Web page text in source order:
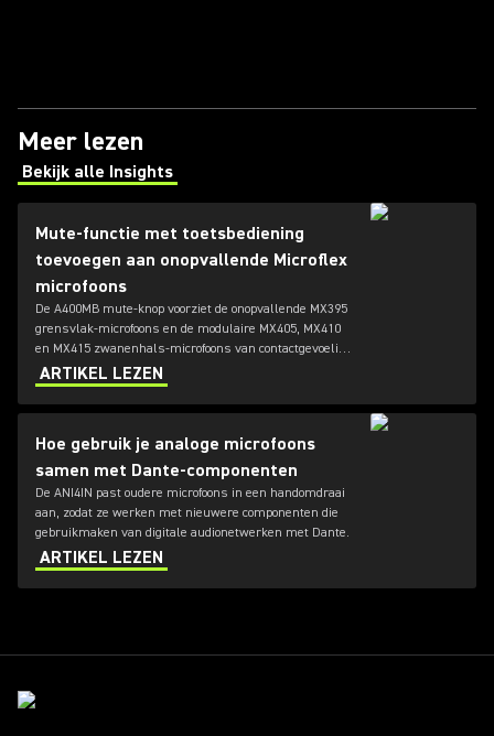
Meer lezen
Bekijk alle Insights
(Opens in a new tab)
Mute-functie met toetsbediening
toevoegen aan onopvallende Microflex
microfoons
De A400MB mute-knop voorziet de onopvallende MX395
grensvlak-microfoons en de modulaire MX405, MX410
en MX415 zwanenhals-microfoons van contactgevoelige
audio-muting.
ARTIKEL LEZEN
Hoe gebruik je analoge microfoons
samen met Dante-componenten
De ANI4IN past oudere microfoons in een handomdraai
aan, zodat ze werken met nieuwere componenten die
gebruikmaken van digitale audionetwerken met Dante.
ARTIKEL LEZEN